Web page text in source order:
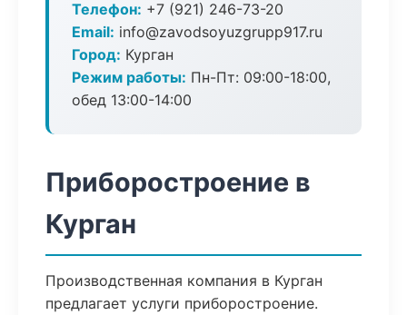
Телефон: +7 (921) 246-73-20
Email: info@zavodsoyuzgrupp917.ru
Город: Курган
Режим работы: Пн-Пт: 09:00-18:00,
обед 13:00-14:00
Приборостроение в
Курган
Производственная компания в Курган
предлагает услуги приборостроение.